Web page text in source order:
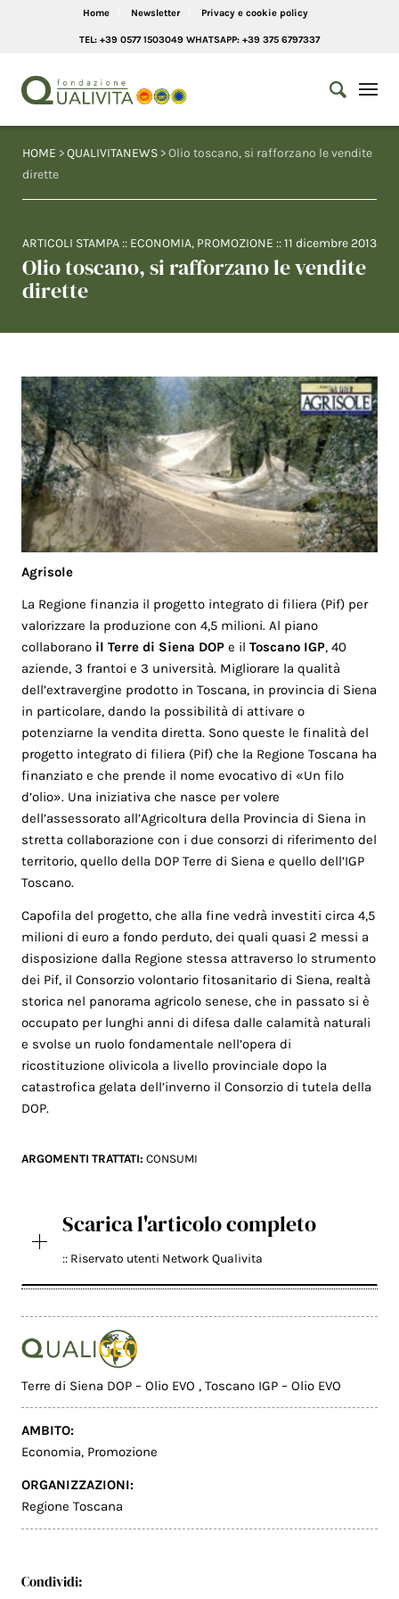
Home Newsletter Privacy e cookie policy
TEL: +39 0577 1503049 WHATSAPP: +39 375 6797337
HOME >QUALIVITANEWS > Olio toscano, si rafforzano le vendite
dirette
ARTICOLI STAMPA :: ECONOMIA, PROMOZIONE ::11 dicembre 2013
Olio toscano, si rafforzano le vendite
dirette
Agrisole
La Regione finanzia il progetto integrato di filiera (Pif) per
valorizzare la produzione con 4,5 milioni. Al piano
collaborano il Terre di Siena DOP e il Toscano IGP, 40
aziende, 3 frantoi e 3 università. Migliorare la qualità
dell’extravergine prodotto in Toscana, in provincia di Siena
in particolare, dando la possibilità di attivare o
potenziarne la vendita diretta. Sono queste le finalità del
progetto integrato di filiera (Pif) che la Regione Toscana ha
finanziato e che prende il nome evocativo di «Un filo
d’olio». Una iniziativa che nasce per volere
dell’assessorato all’Agricoltura della Provincia di Siena in
stretta collaborazione con i due consorzi di riferimento del
territorio, quello della DOP Terre di Siena e quello dell’IGP
Toscano.
Capofila del progetto, che alla fine vedrà investiti circa 4,5
milioni di euro a fondo perduto, dei quali quasi 2 messi a
disposizione dalla Regione stessa attraverso lo strumento
dei Pif, il Consorzio volontario fitosanitario di Siena, realtà
storica nel panorama agricolo senese, che in passato si è
occupato per lunghi anni di difesa dalle calamità naturali
e svolse un ruolo fondamentale nell’opera di
ricostituzione olivicola a livello provinciale dopo la
catastrofica gelata dell’inverno il Consorzio di tutela della
DOP.
ARGOMENTI TRATTATI:CONSUMI
Scarica l'articolo completo
:: Riservato utenti Network Qualivita
Terre di Siena DOP – Olio EVO ,Toscano IGP – Olio EVO
AMBITO:
Economia, Promozione
ORGANIZZAZIONI:
Regione Toscana
Condividi: